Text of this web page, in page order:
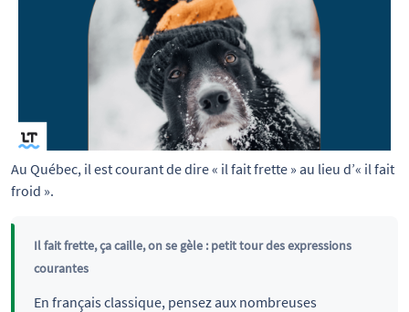
Au Québec, il est courant de dire « il fait frette » au lieu d’« il fait
froid ».
Il fait frette, ça caille, on se gèle : petit tour des expressions
courantes
En français classique, pensez aux nombreuses